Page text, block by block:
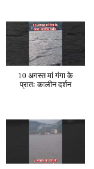
10 अगस्त मां गंगा के
प्रातः कालीन दर्शन